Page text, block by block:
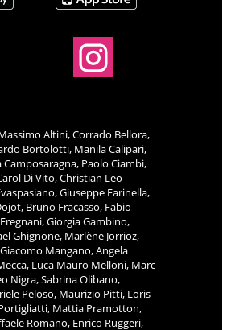
Altini, Corrado Bellora,
Bortolotti, Manila Calipari,
Camposaragna, Paolo Ciambi,
Di Vito, Christian Leo
Giuseppe Farinella,
Bruno Fracasso, Fabio
Giorgia Gambino,
Ghignone, Marlène Jorrioz,
Mangano, Angela
Luca Mauro Melloni, Marc
Nigra, Sabrina Olibano,
Peloso, Maurizio Pitti, Loris
Mattia Pramotton,
Romano, Enrico Ruggeri,